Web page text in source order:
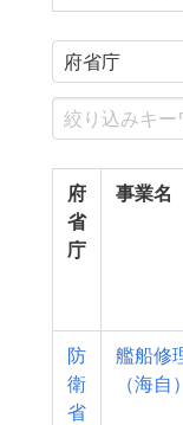
府
省
庁
事業名
防
衛
省
艦船修
（海自）